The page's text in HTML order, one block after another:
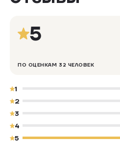
5
ПО ОЦЕНКАМ 32 ЧЕЛОВЕК
1
2
3
4
5